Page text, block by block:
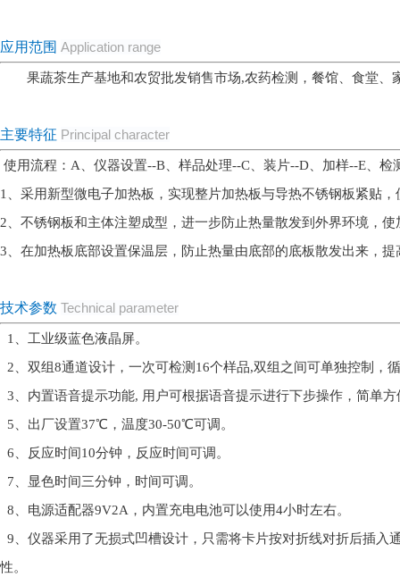
应用范围 Application range
果蔬茶生产基地和农贸批发销售市场,农药检测，餐馆、食堂、
主要特征 Principal character
使用流程： A、仪器设置--B、样品处理--C、装片--D、加样--E、检
1、 采用新型微电子加热板，实现整片加热板与导热不锈钢板紧贴
2、 不锈钢板和主体注塑成型，进一步防止热量散发到外界环境，
3、 在加热板底部设置保温层，防止热量由底部的底板散发出来，
技术参数 Technical parameter
1、工业级蓝色液晶屏。
2、双组8通道设计，一次可检测16个样品,双组之间可单独控制，
3、内置语音提示功能, 用户可根据语音提示进行下步操作，简单方
5、出厂设置37℃，温度30-50℃可调。
6、反应时间10分钟，反应时间可调。
7、显色时间三分钟，时间可调。
8、电源适配器9V2A，内置充电电池可以使用4小时左右。
9、仪器采用了无损式凹槽设计，只需将卡片按对折线对折后插
性。